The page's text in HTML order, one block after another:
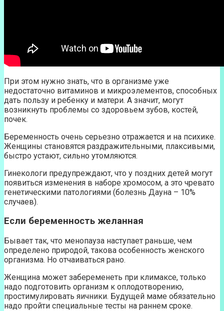
При этом нужно знать, что в организме уже
недостаточно витаминов и микроэлементов, способных
дать пользу и ребенку и матери. А значит, могут
возникнуть проблемы со здоровьем зубов, костей,
почек.
Беременность очень серьезно отражается и на психике.
Женщины становятся раздражительными, плаксивыми,
быстро устают, сильно утомляются.
Гинекологи предупреждают, что у поздних детей могут
появиться изменения в наборе хромосом, а это чревато
генетическими патологиями (болезнь Дауна – 10%
случаев).
Если беременность желанная
Бывает так, что менопауза наступает раньше, чем
определено природой, такова особенность женского
организма. Но отчаиваться рано.
Женщина может забеременеть при климаксе, только
надо подготовить организм к оплодотворению,
простимулировать яичники. Будущей маме обязательно
надо пройти специальные тесты на раннем сроке.